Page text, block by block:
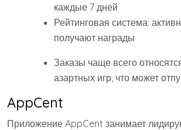
каждые 7 дней
Рейтинговая система:
получают награды
Заказы чаще всего
азартных игр, что может
AppCent
Приложение AppCent занимает